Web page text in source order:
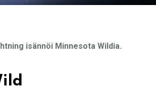
isännöi Minnesota Wildia.